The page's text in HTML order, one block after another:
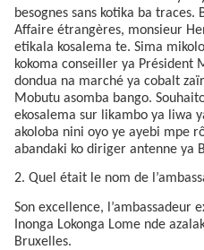
besognes sans kotika ba
Affaire étrangères, monsieur
etikala kosalema te. Sima
kokoma conseiller ya Président
dondua na marché ya cobalt
Mobutu asomba bango.
ekosalema sur likambo ya liwa
akoloba nini oyo ye ayebi mpe
abandaki ko diriger antenne ya
2. Quel était le nom de
Son excellence,
Inonga Lokonga Lome nde
Bruxelles.